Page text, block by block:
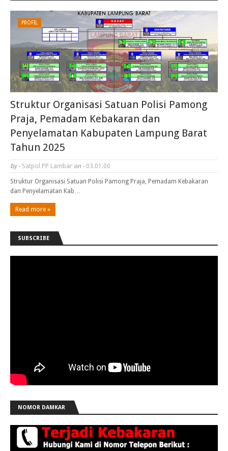
PROFIL
Struktur Organisasi Satuan Polisi Pamong
Praja, Pemadam Kebakaran dan
Penyelamatan Kabupaten Lampung Barat
Tahun 2025
by - Satpol PP Lambar on - 03.01.00
Struktur Organisasi Satuan Polisi Pamong Praja, Pemadam Kebakaran
dan Penyelamatan Kab…
Read more »
SUBSCRIBE
NOMOR DAMKAR